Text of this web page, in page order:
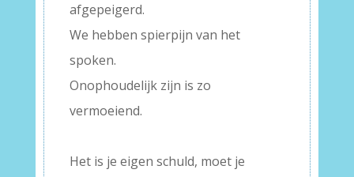
afgepeigerd.
We hebben spierpijn van het
spoken.
Onophoudelijk zijn is zo
vermoeiend.
Het is je eigen schuld, moet je